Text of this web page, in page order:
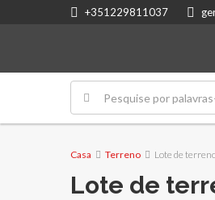
+351229811037
Casa Terreno Lote de
Lote de